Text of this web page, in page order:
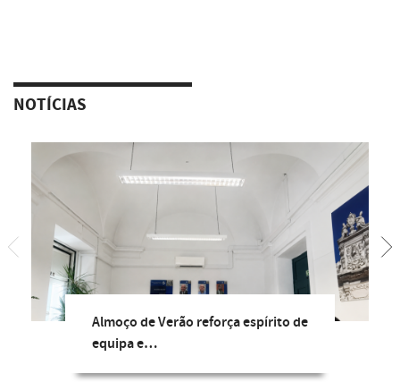
NOTÍCIAS
Almoço de Verão reforça espírito de
equipa e…